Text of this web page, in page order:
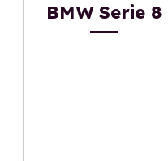
BMW Serie 8